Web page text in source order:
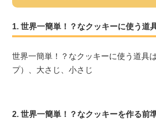
世界一簡単！？なクッキーに使う道
世界一簡単！？なクッキーに使う道具
プ）、大さじ、小さじ
世界一簡単！？なクッキーを作る前